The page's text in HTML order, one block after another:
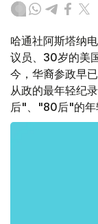
哈通社阿斯塔纳
议员、30岁的美
今，华裔参政早
从政的最年轻纪
后"、"80后"的年